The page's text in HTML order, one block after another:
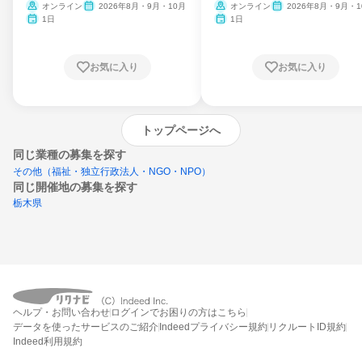
ム
オンライン
2026年8月・9月・10月
1日
お気に入り
オンライン
2026年8月・9月・
1日
お気に入り
トップページへ
同じ業種の募集を探す
その他（福祉・独立行政法人・NGO・NPO）
同じ開催地の募集を探す
栃木県
エントリーするとプログラムの詳細案内を
受け取れるようになります
ヘルプ・お問い合わせ ログインでお困りの方はこちら
データを使ったサービスのご紹介 Indeedプライバシー規約 リクルートID規約
Indeed利用規約